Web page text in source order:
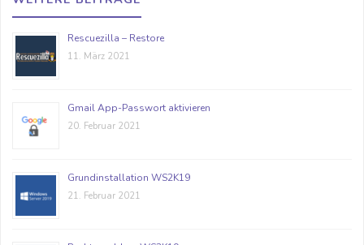
Rescuezilla – Restore
11. März 2021
Gmail App-Passwort aktivieren
20. Februar 2021
Grundinstallation WS2K19
21. Februar 2021